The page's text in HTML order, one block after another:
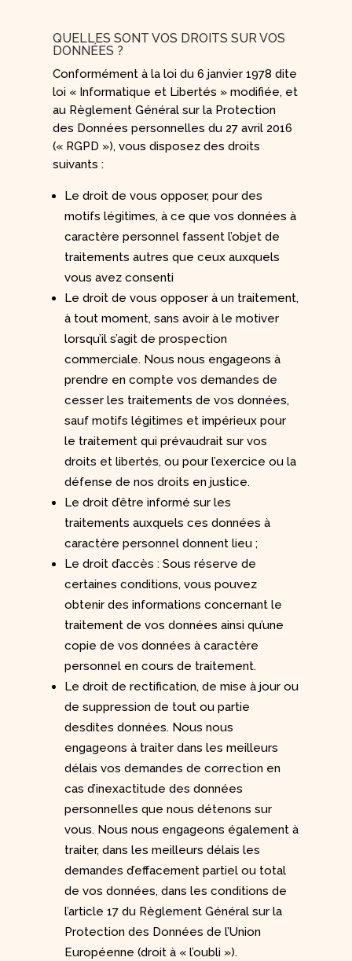
QUELLES SONT VOS DROITS SUR VOS
DONNÉES ?
Conformément à la loi du 6 janvier 1978 dite
loi « Informatique et Libertés » modifiée, et
au Règlement Général sur la Protection
des Données personnelles du 27 avril 2016
(« RGPD »), vous disposez des droits
suivants :
Le droit de vous opposer, pour des
motifs légitimes, à ce que vos données à
caractère personnel fassent l’objet de
traitements autres que ceux auxquels
vous avez consenti
Le droit de vous opposer à un traitement,
à tout moment, sans avoir à le motiver
lorsqu’il s’agit de prospection
commerciale. Nous nous engageons à
prendre en compte vos demandes de
cesser les traitements de vos données,
sauf motifs légitimes et impérieux pour
le traitement qui prévaudrait sur vos
droits et libertés, ou pour l’exercice ou la
défense de nos droits en justice.
Le droit d’être informé sur les
traitements auxquels ces données à
caractère personnel donnent lieu ;
Le droit d’accès : Sous réserve de
certaines conditions, vous pouvez
obtenir des informations concernant le
traitement de vos données ainsi qu’une
copie de vos données à caractère
personnel en cours de traitement.
Le droit de rectification, de mise à jour ou
de suppression de tout ou partie
desdites données. Nous nous
engageons à traiter dans les meilleurs
délais vos demandes de correction en
cas d’inexactitude des données
personnelles que nous détenons sur
vous. Nous nous engageons également à
traiter, dans les meilleurs délais les
demandes d’effacement partiel ou total
de vos données, dans les conditions de
l’article 17 du Règlement Général sur la
Protection des Données de l’Union
Européenne (droit à « l’oubli »).